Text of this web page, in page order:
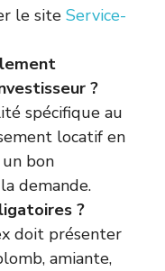
le site Service-
?
spécifique au
locatif en
bon
demande.
?
doit présenter
amiante,